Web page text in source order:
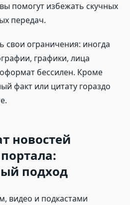
помогут избежать скучных
передач.
свои ограничения: иногда
графики, лица
бессилен. Кроме
факт или цитату гораздо
новостей
подход
видео и подкастами